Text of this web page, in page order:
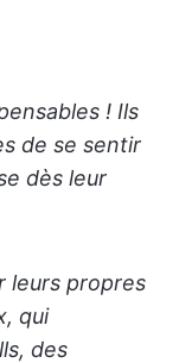
! Ils
de se sentir
dès leur
leurs propres
qui
des